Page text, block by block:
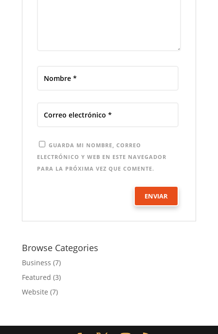
GUARDA MI NOMBRE, CORREO
ELECTRÓNICO Y WEB EN ESTE NAVEGADOR
PARA LA PRÓXIMA VEZ QUE COMENTE.
Browse Categories
Business (7)
Featured (3)
Website (7)